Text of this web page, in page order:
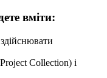
вміти:
Collection) і